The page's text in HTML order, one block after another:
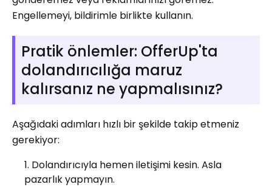
Engellemeyi, bildirimle birlikte kullanın.
Pratik önlemler: OfferUp'ta
dolandırıcılığa maruz
kalırsanız ne yapmalısınız?
Aşağıdaki adımları hızlı bir şekilde takip etmeniz
gerekiyor:
Dolandırıcıyla hemen iletişimi kesin. Asla
pazarlık yapmayın.